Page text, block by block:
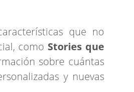
que no
como Stories que
sobre cuántas
y nuevas